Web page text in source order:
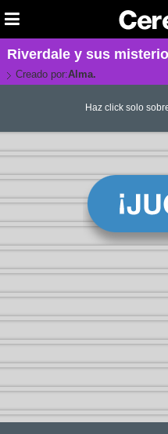
Riverdale y sus
Creado por:Alma.
Haz click solo